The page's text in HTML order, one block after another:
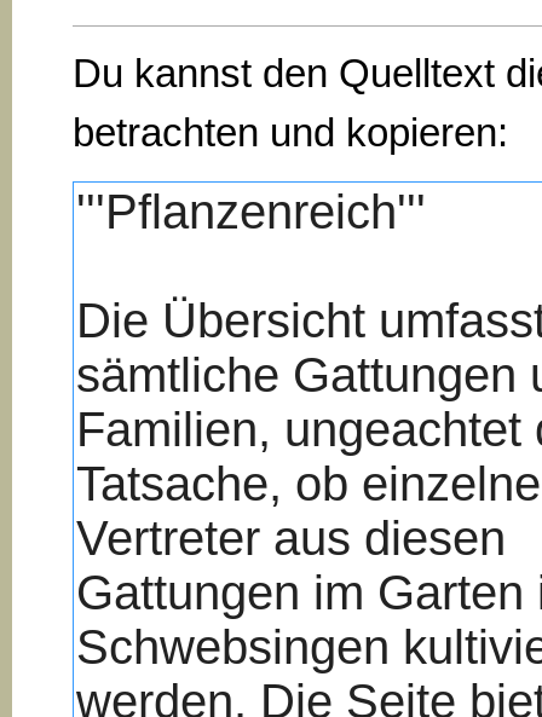
Du kannst den Quelltext
betrachten und kopieren: